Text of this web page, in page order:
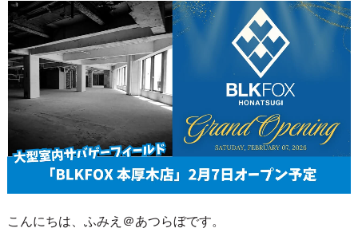
こんにちは、ふみえ＠あつらぼです。